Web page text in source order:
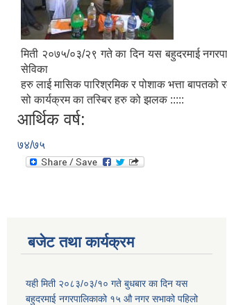
मिती २०७५/०३/२९ गते का दिन यस बहुदरमाई
सेविका
हरु लाई मासिक पारिश्रमिक र पोशाक भत्ता
सो कार्यक्रम का तस्बिर हरु को झलक :::::
आर्थिक वर्ष:
७४/७५
बजेट तथा कार्यक्रम
यही मिती २०८३/०३/१० गते बुधबार का दिन यस
बहुदरमाई नगरपालिकाको १५ औ नगर सभाको पहिलो